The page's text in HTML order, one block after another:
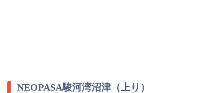
NEOPASA駿河湾沼津（上り）